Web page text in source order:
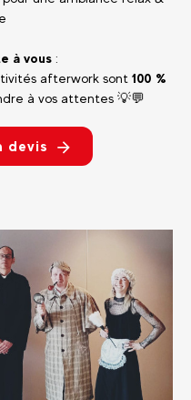
à vous :
afterwork sont 100 %
à vos attentes 💡💬
devis